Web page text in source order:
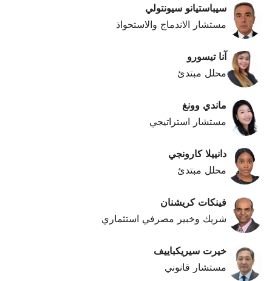
سيباستيانو سيونتولي
مستشار الاندماج والاستحواذ
آنا تيسورو
محلل مبتدئ
ماندي وونغ
مستشار استراتيجي
دانييلا كارونجي
محلل مبتدئ
فينكات كريشنان
شريك وخبير مصرفي استثماري
خيرت سيريكباييف
مستشار قانوني